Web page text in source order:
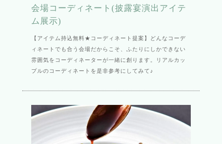
会場コーディネート(披露宴演出アイテ
ム展示)
【アイテム持込無料★コーディネート提案】どんなコーデ
ィネートでも合う会場だからこそ、ふたりにしかできない
雰囲気をコーディネーターが一緒に創ります。リアルカッ
プルのコーディネートを是非参考にしてみて♪